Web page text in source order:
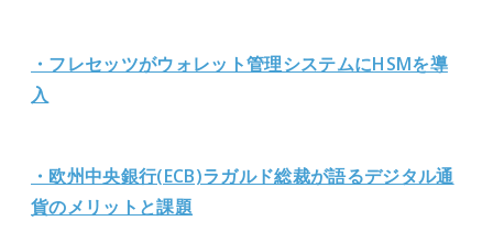
・フレセッツがウォレット管理システムにHSMを導
入
・欧州中央銀行(ECB)ラガルド総裁が語るデジタル通
貨のメリットと課題